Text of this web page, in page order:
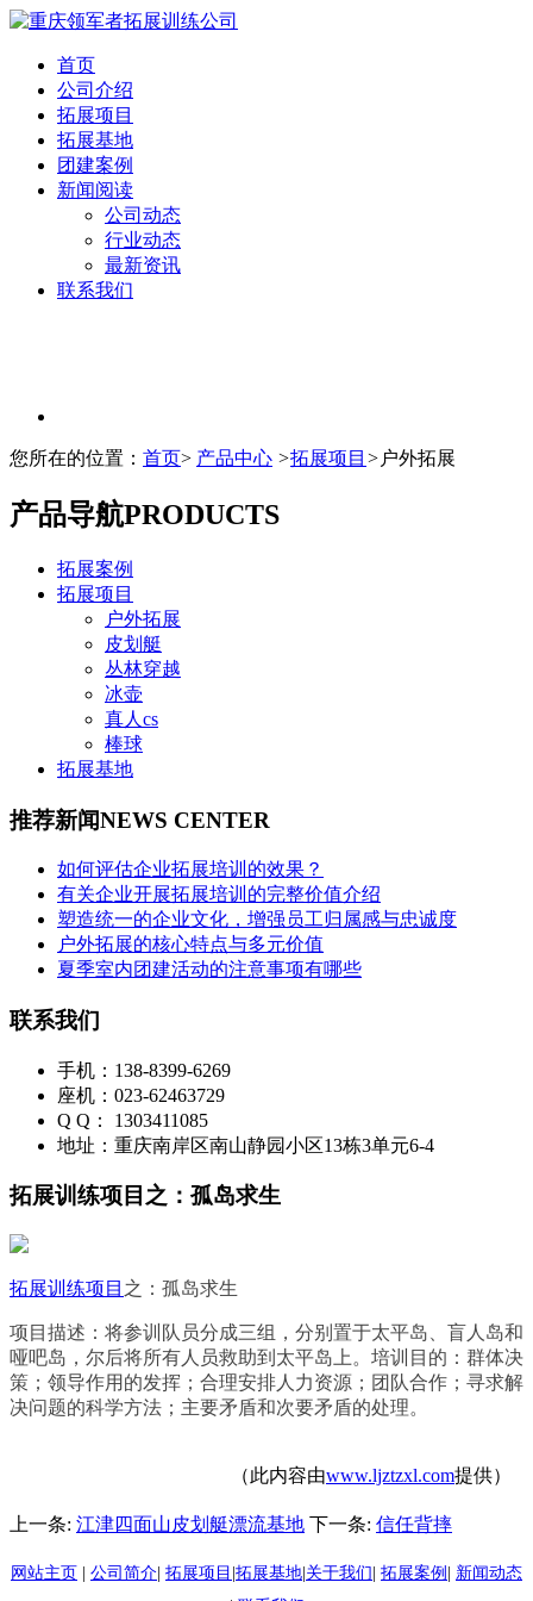
首页
公司介绍
拓展项目
拓展基地
团建案例
新闻阅读
公司动态
行业动态
最新资讯
联系我们
您所在的位置： 首页> 产品中心 >拓展项目 > 户外拓展
产品导航PRODUCTS
拓展案例
拓展项目
户外拓展
皮划艇
丛林穿越
冰壶
真人cs
棒球
拓展基地
推荐新闻NEWS CENTER
如何评估企业拓展培训的效果？
有关企业开展拓展培训的完整价值介绍
塑造统一的企业文化，增强员工归属感与忠诚度
户外拓展的核心特点与多元价值
夏季室内团建活动的注意事项有哪些
联系我们
手机：138-8399-6269
座机：023-62463729
Q Q： 1303411085
地址：重庆南岸区南山静园小区13栋3单元6-4
拓展训练项目之：孤岛求生
拓展训练项目 之：孤岛求生
项目描述：将参训队员分成三组，分别置于太平岛、盲人岛和
哑吧岛，尔后将所有人员救助到太平岛上。培训目的：群体决
策；领导作用的发挥；合理安排人力资源；团队合作；寻求解
决问题的科学方法；主要矛盾和次要矛盾的处理。
（此内容由www.ljztzxl.com提供）
上一条: 江津四面山皮划艇漂流基地 下一条: 信任背摔
网站主页 公司简介 拓展项目 拓展基地 关于我们 拓展案例
新闻动态